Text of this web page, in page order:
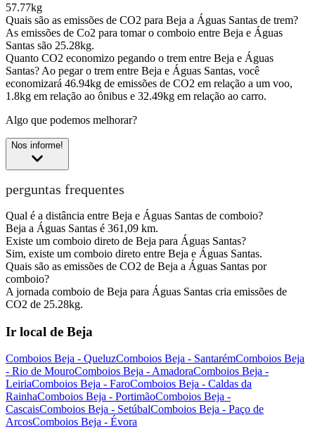
57.77kg
Quais são as emissões de CO2 para Beja a Águas Santas de trem?
As emissões de Co2 para tomar o comboio entre Beja e Águas
Santas são 25.28kg.
Quanto CO2 economizo pegando o trem entre Beja e Águas
Santas? Ao pegar o trem entre Beja e Águas Santas, você
economizará 46.94kg de emissões de CO2 em relação a um voo,
1.8kg em relação ao ônibus e 32.49kg em relação ao carro.
Algo que podemos melhorar?
Nos informe!
perguntas frequentes
Qual é a distância entre Beja e Águas Santas de comboio?
Beja a Águas Santas é 361,09 km.
Existe um comboio direto de Beja para Águas Santas?
Sim, existe um comboio direto entre Beja e Águas Santas.
Quais são as emissões de CO2 de Beja a Águas Santas por
comboio?
A jornada comboio de Beja para Águas Santas cria emissões de
CO2 de 25.28kg.
Ir local de Beja
Comboios Beja - QueluzComboios Beja - SantarémComboios Beja
- Rio de MouroComboios Beja - AmadoraComboios Beja -
LeiriaComboios Beja - FaroComboios Beja - Caldas da
RainhaComboios Beja - PortimãoComboios Beja -
CascaisComboios Beja - SetúbalComboios Beja - Paço de
ArcosComboios Beja - Évora